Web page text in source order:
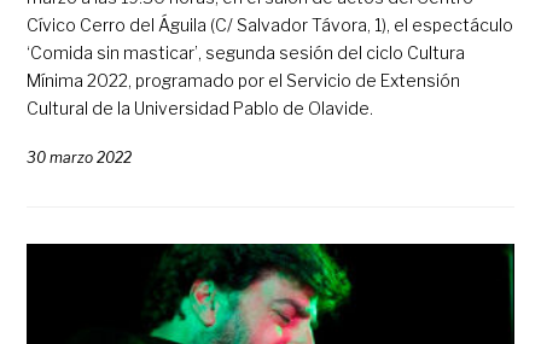
Cívico Cerro del Águila (C/ Salvador Távora, 1), el espectáculo
‘Comida sin masticar’, segunda sesión del ciclo Cultura
Mínima 2022, programado por el Servicio de Extensión
Cultural de la Universidad Pablo de Olavide.
30 marzo 2022